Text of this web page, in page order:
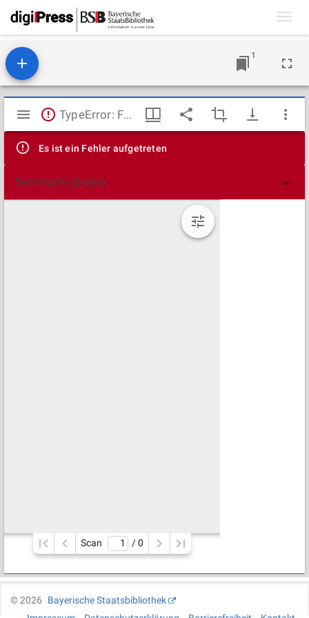
1
Mirador
Viewer
TypeError: Failed to fetch
Es ist ein Fehler aufgetreten
Technische Details
Scan / 0
©2026
Bayerische Staatsbibliothek